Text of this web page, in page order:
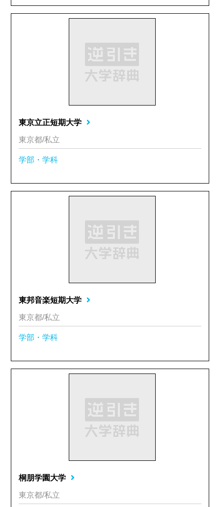
東京立正短期大学
東京都/私立
学部・学科
東邦音楽短期大学
東京都/私立
学部・学科
桐朋学園大学
東京都/私立